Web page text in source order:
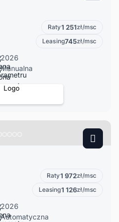
Raty1 251zł/msc
Leasing745zł/msc
2026
Manualna
Raty1 972zł/msc
Leasing1 126zł/msc
2026
Automatyczna